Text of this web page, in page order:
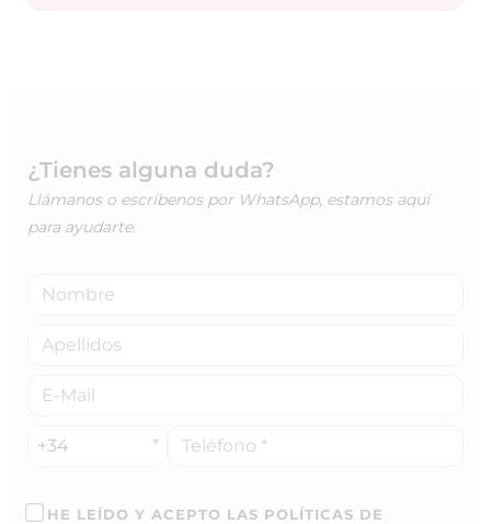
¿Tienes alguna duda?
Llámanos o escríbenos por WhatsApp, estamos aquí
para ayudarte.
+34
HE LEÍDO Y ACEPTO LAS POLÍTICAS DE